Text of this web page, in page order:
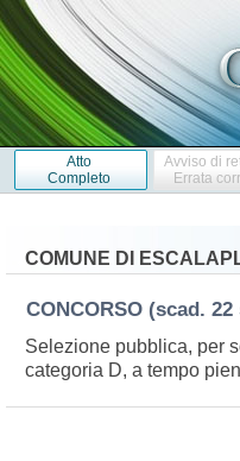
Atto
Completo
Avviso di
Errata
COMUNE DI
CONCORSO (scad. 22
Selezione pubblica, per
categoria D, a tempo